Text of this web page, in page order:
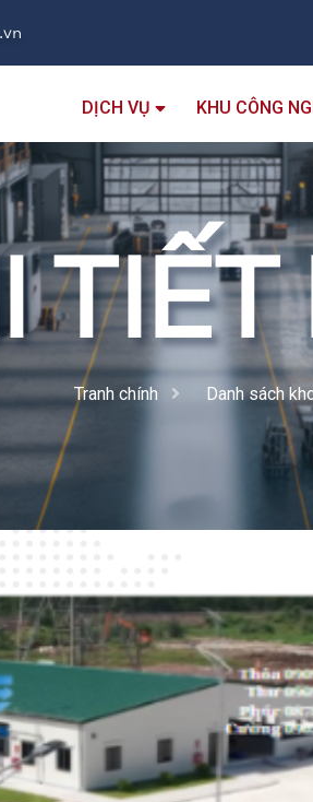
DỊCH VỤ KHU CÔNG
Tranh chính Danh sách